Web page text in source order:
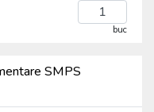
buc
SMPS